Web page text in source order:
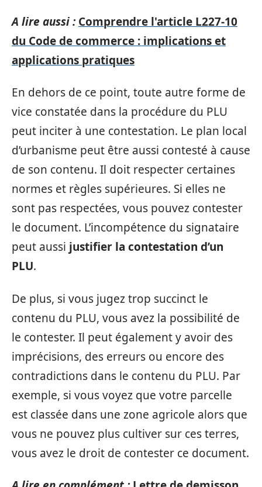
A lire aussi : Comprendre l'article L227-10
du Code de commerce : implications et
applications pratiques
En dehors de ce point, toute autre forme de
vice constatée dans la procédure du PLU
peut inciter à une contestation. Le plan local
d’urbanisme peut être aussi contesté à cause
de son contenu. Il doit respecter certaines
normes et règles supérieures. Si elles ne
sont pas respectées, vous pouvez contester
le document. L’incompétence du signataire
peut aussi justifier la contestation d’un
PLU.
De plus, si vous jugez trop succinct le
contenu du PLU, vous avez la possibilité de
le contester. Il peut également y avoir des
imprécisions, des erreurs ou encore des
contradictions dans le contenu du PLU. Par
exemple, si vous voyez que votre parcelle
est classée dans une zone agricole alors que
vous ne pouvez plus cultiver sur ces terres,
vous avez le droit de contester ce document.